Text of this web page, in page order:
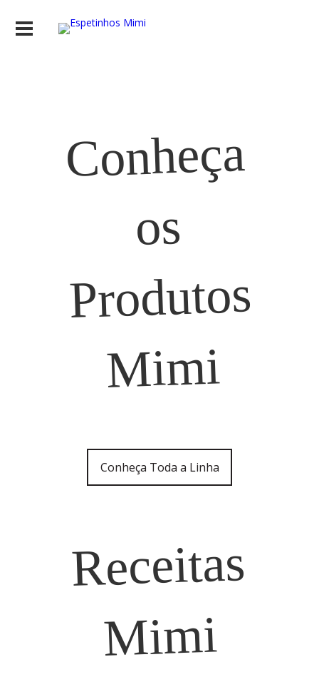
Conheça
os
Produtos
Mimi
Conheça Toda a Linha
Receitas
Mimi